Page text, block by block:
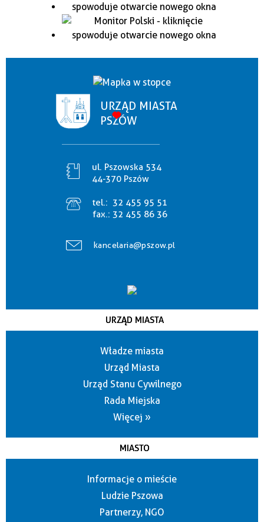
URZĄD MIASTA
PSZÓW
ul. Pszowska 534
44-370 Pszów
tel.: 32 455 95 51
fax.: 32 455 86 36
kancelaria@pszow.pl
URZĄD MIASTA
Władze miasta
Urząd Miasta
Urząd Stanu Cywilnego
Rada Miejska
Więcej »
MIASTO
Informacje o mieście
Ludzie Pszowa
Partnerzy, NGO